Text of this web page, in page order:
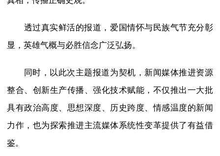
透过真实鲜活的报道，爱国情怀与民族气节充分彰
显，英雄气概与必胜信念广泛弘扬。
同时，以此次主题报道为契机，新闻媒体推进资源
整合、创新生产传播、强化技术赋能，不仅推出一大批
具有政治高度、思想深度、历史跨度、情感温度的新闻
力作，也为探索推进主流媒体系统性变革提供了有益借
鉴。